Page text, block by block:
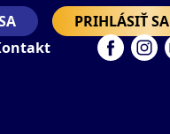
PRIHLÁSIŤ SA